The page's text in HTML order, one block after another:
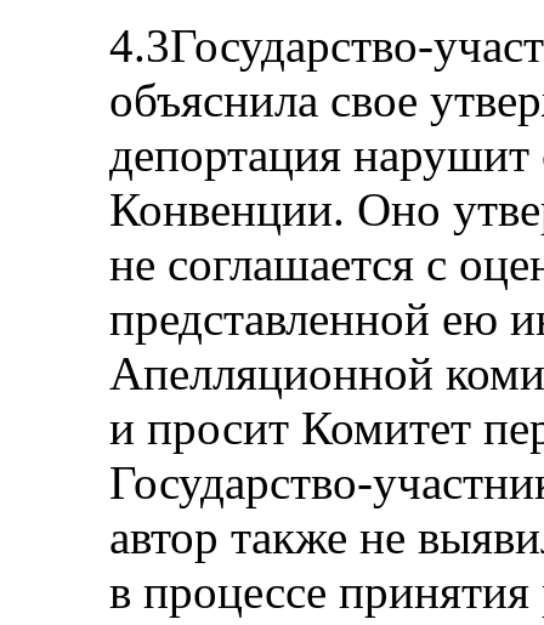
4.3Государство-
объяснила свое
депортация
Конвенции. Оно
не соглашается с
представленной ею
Апелляционной
и просит Комитет
Государство-
автор также не
в процессе